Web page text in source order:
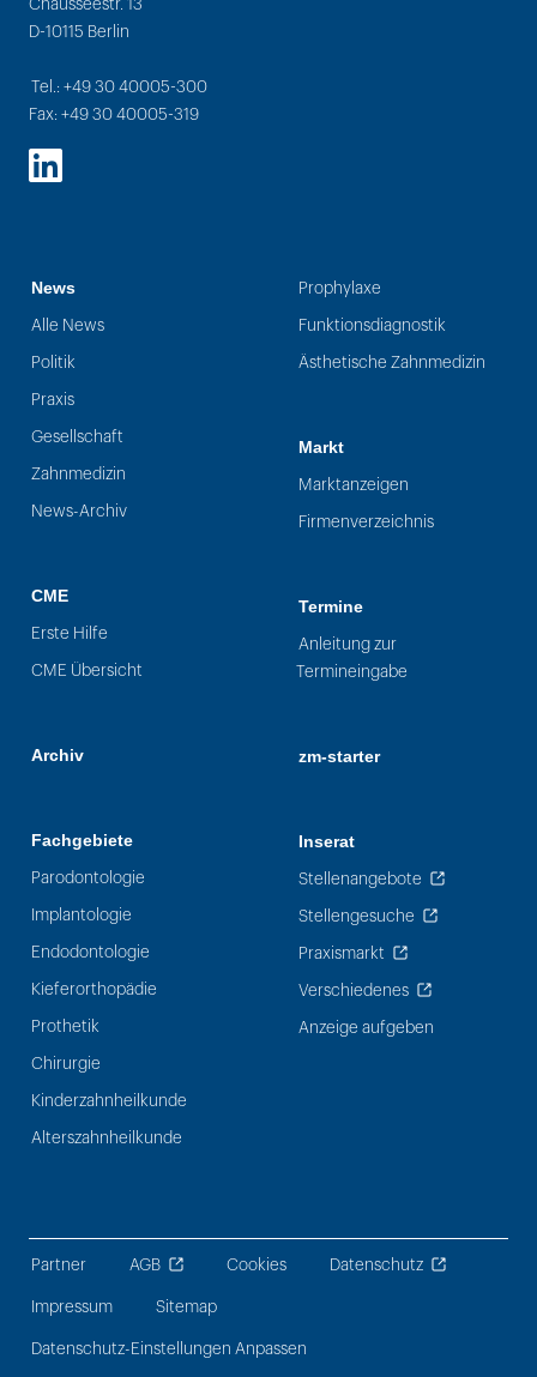
Chausseestr. 13
D-10115 Berlin
Tel.: +49 30 40005-300
Fax: +49 30 40005-319
LinkedIn
News
Alle News
Politik
Praxis
Gesellschaft
Zahnmedizin
News-Archiv
CME
Erste Hilfe
CME Übersicht
Archiv
Fachgebiete
Parodontologie
Implantologie
Endodontologie
Kieferorthopädie
Prothetik
Chirurgie
Kinderzahnheilkunde
Alterszahnheilkunde
Prophylaxe
Funktionsdiagnostik
Ästhetische Zahnmedizin
Markt
Marktanzeigen
Firmenverzeichnis
Termine
Anleitung zur
Termineingabe
zm-starter
Inserat
Stellenangebote
Stellengesuche
Praxismarkt
Verschiedenes
Anzeige aufgeben
Partner AGB Cookies Datenschutz
Impressum Sitemap
Datenschutz-Einstellungen Anpassen